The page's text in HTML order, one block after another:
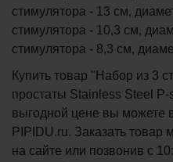
стимулятора - 13 см,
стимулятора - 10,3 см,
стимулятора - 8,3 см,
Купить товар "Набор из 3
простаты Stainless Steel
выгодной цене вы можете
PIPIDU.ru. Заказать товар
на сайте или позвонив с